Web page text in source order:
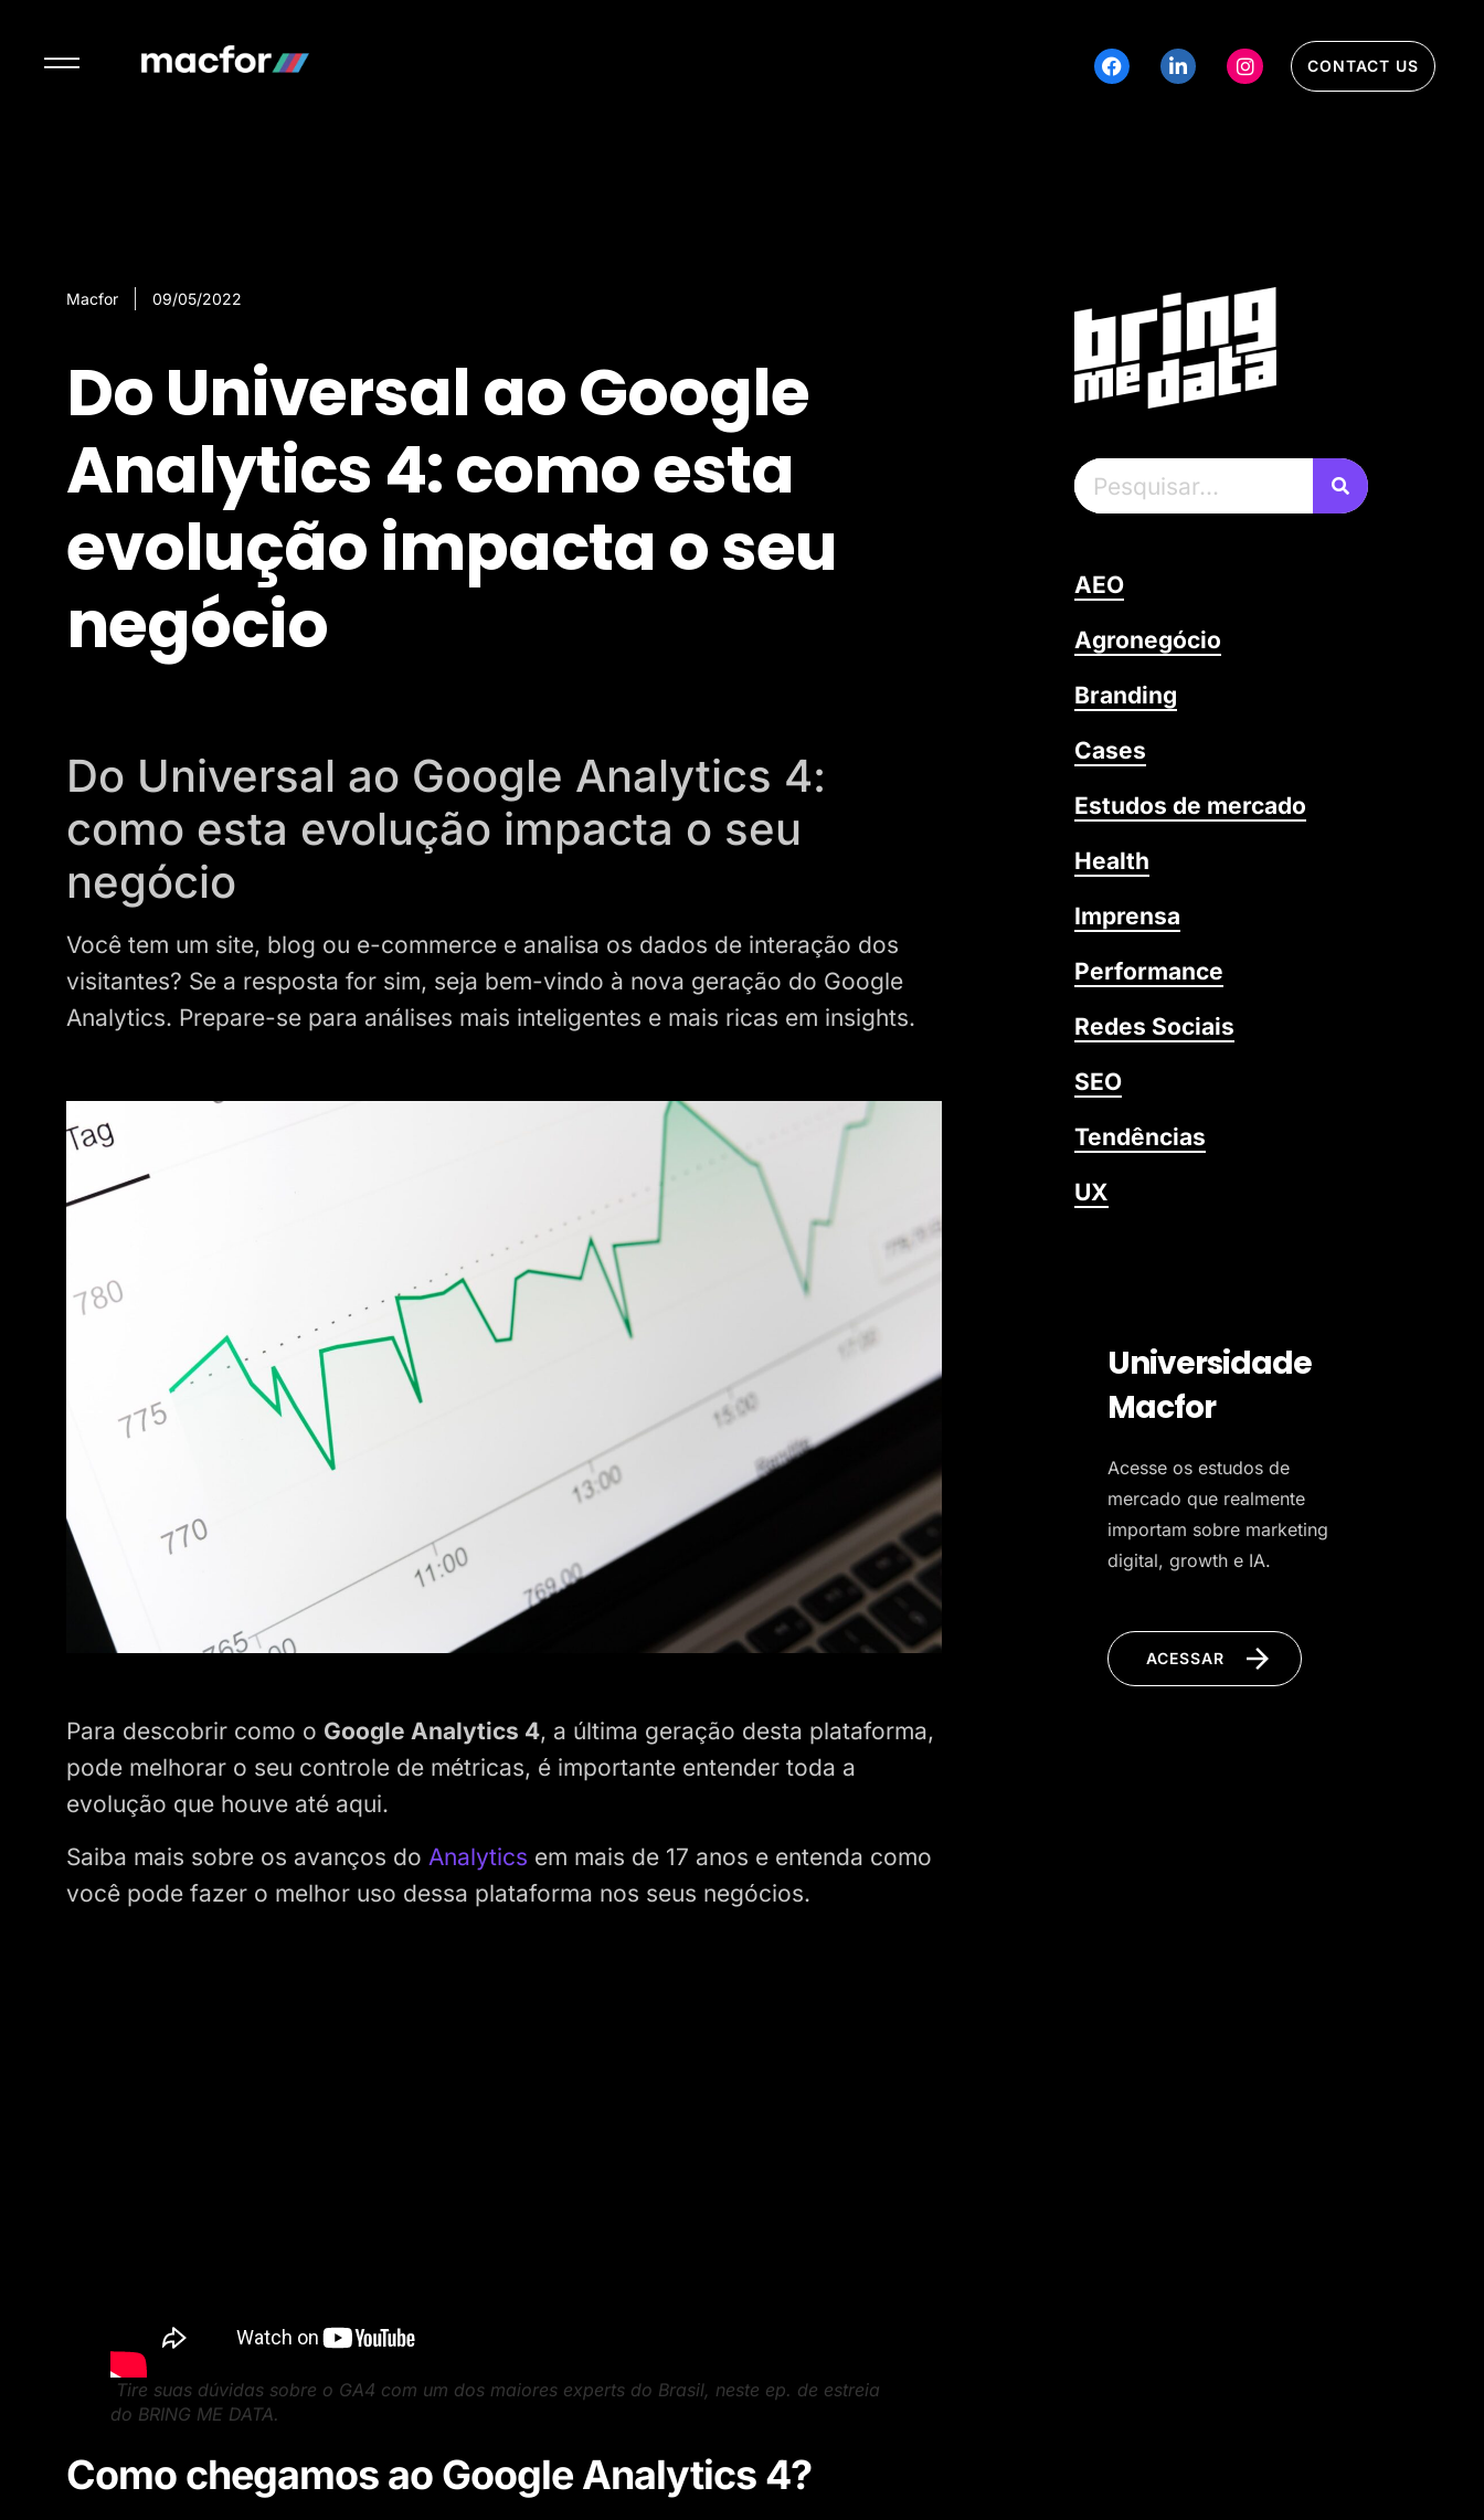
CONTACT US
Macfor 09/05/2022
Do Universal ao Google
Analytics 4: como esta
evolução impacta o seu
negócio
Do Universal ao Google Analytics 4:
como esta evolução impacta o seu
negócio
Você tem um site, blog ou e-commerce e analisa os dados de interação dos
visitantes? Se a resposta for sim, seja bem-vindo à nova geração do Google
Analytics. Prepare-se para análises mais inteligentes e mais ricas em insights.
Para descobrir como o Google Analytics 4, a última geração desta plataforma,
pode melhorar o seu controle de métricas, é importante entender toda a
evolução que houve até aqui.
Saiba mais sobre os avanços do Analytics em mais de 17 anos e entenda como
você pode fazer o melhor uso dessa plataforma nos seus negócios.
Tire suas dúvidas sobre o GA4 com um dos maiores experts do Brasil, neste ep. de estreia
do BRING ME DATA.
Como chegamos ao Google Analytics 4?
AEO
Agronegócio
Branding
Cases
Estudos de mercado
Health
Imprensa
Performance
Redes Sociais
SEO
Tendências
UX
Universidade
Macfor
Acesse os estudos de
mercado que realmente
importam sobre marketing
digital, growth e IA.
ACESSAR